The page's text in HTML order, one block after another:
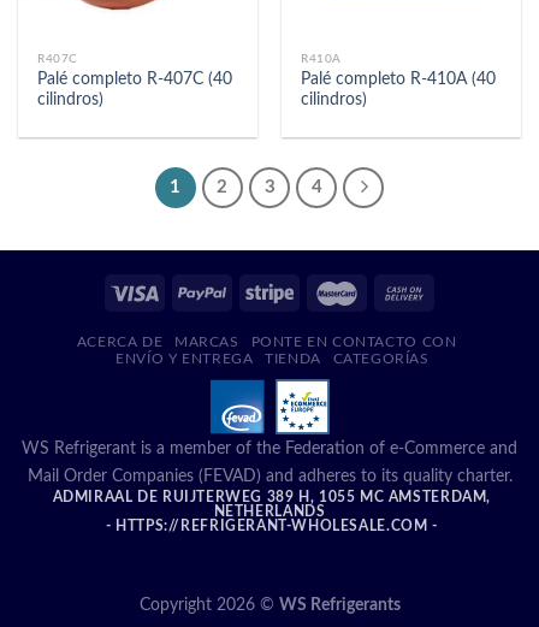
R407C
Palé completo R-407C (40
cilindros)
R410A
Palé completo R-410A (40
cilindros)
1 2 3 4
ACERCA DE MARCAS
PONTE EN CONTACTO CON
ENVÍO Y ENTREGA
TIENDA CATEGORÍAS
WS Refrigerant is a member of the Federation of e-Commerce and
Mail Order Companies (FEVAD) and adheres to its quality charter.
ADMIRAAL DE RUIJTERWEG 389 H, 1055 MC AMSTERDAM,
NETHERLANDS
- HTTPS://REFRIGERANT-WHOLESALE.COM -
Copyright 2026 © WS Refrigerants